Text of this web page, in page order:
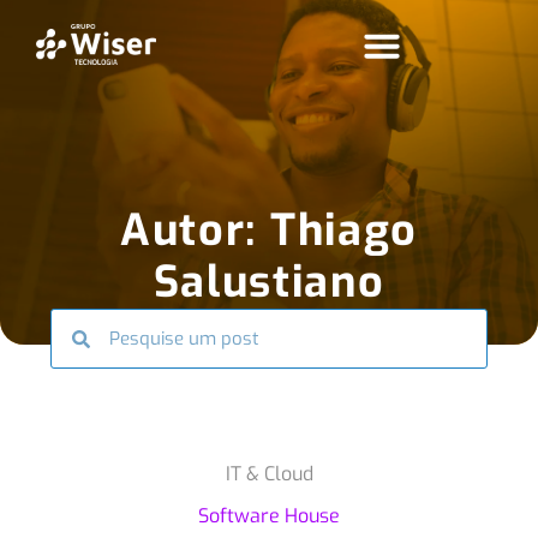
Autor: Thiago
Salustiano
IT & Cloud
Software House